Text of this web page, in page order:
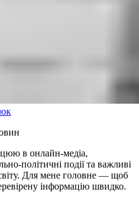
в онлайн-медіа,
політичні події та важливі
Для мене головне — щоб
інформацію швидко.